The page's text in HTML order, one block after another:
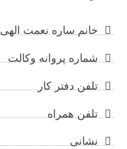
خانم ساره نعمت الهی
شماره پروانه وکالت
تلفن دفتر کار
تلفن همراه
نشانی